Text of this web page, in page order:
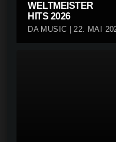
WELTMEISTER
HITS 2026
DA MUSIC | 22. MAI